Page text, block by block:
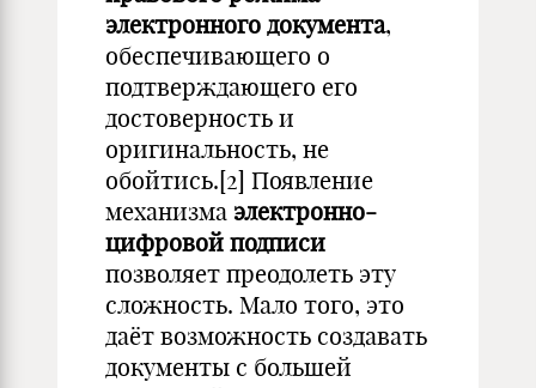
электронного документа,
обеспечивающего о
подтверждающего его
достоверность и
оригинальность, не
обойтись.[2] Появление
механизма электронно-
цифровой подписи
позволяет преодолеть эту
сложность. Мало того, это
даёт возможность создавать
документы с большей